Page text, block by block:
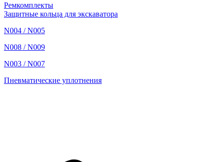
Ремкомплекты
Защитные кольца для экскаватора
N004 / N005
N008 / N009
N003 / N007
Пневматические уплотнения